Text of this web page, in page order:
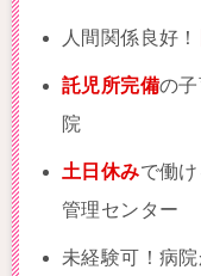
人間関係良好！
託児所完備の
院
土日休みで働
管理センター
未経験可！病院